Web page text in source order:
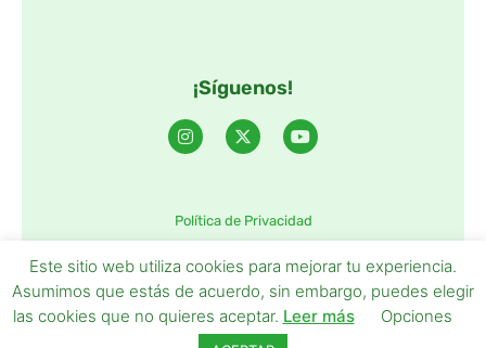
¡Síguenos!
Política de Privacidad
Este sitio web utiliza cookies para mejorar tu experiencia.
Asumimos que estás de acuerdo, sin embargo, puedes elegir
las cookies que no quieres aceptar. Leer más Opciones